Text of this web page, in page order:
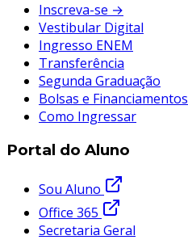
Inscreva-se →
Vestibular Digital
Ingresso ENEM
Transferência
Segunda Graduação
Bolsas e Financiamentos
Como Ingressar
Portal do Aluno
Sou Aluno
Office 365
Secretaria Geral